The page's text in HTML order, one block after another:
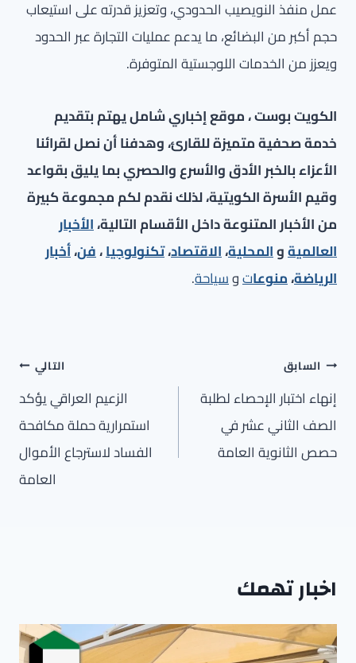
عمل منفذ النويصيب الحدودي، وتعزيز قدرته على استيعاب
حجم أكبر من البضائع، ما يدعم عمليات التجارة عبر الحدود
ويعزز من الخدمات اللوجستية المتوفرة.
الكويت بوست ، موقع إخباري شامل يهتم بتقديم
خدمة صحفية متميزة للقارئ، وهدفنا أن نصل لقرائنا
الأعزاء بالخبر الأدق والأسرع والحصري بما يليق بقواعد
وقيم الأسرة الكويتية، لذلك نقدم لكم مجموعة كبيرة
من الأخبار المتنوعة داخل الأقسام التالية،الأخبار
العالميةوالمحلية،الاقتصاد،تكنولوجيا،فن،أخبار
الرياضة،منوعاتوسياحة.
تصفّح
المقالات
السابق
إنهاء اختبار الإحصاء لطلبة
الصف الثاني عشر في
حصص الثانوية العامة
التالي
الزعيم العراقي يؤكد
استمرارية حملة مكافحة
الفساد لاسترجاع الأموال
العامة
اخبار تهمك